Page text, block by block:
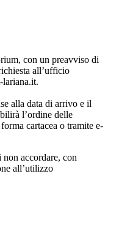
con un preavviso di
all’ufficio
lariana.it.
alla data di arrivo e il
l’ordine delle
cartacea o tramite e-
accordare, con
all’utilizzo